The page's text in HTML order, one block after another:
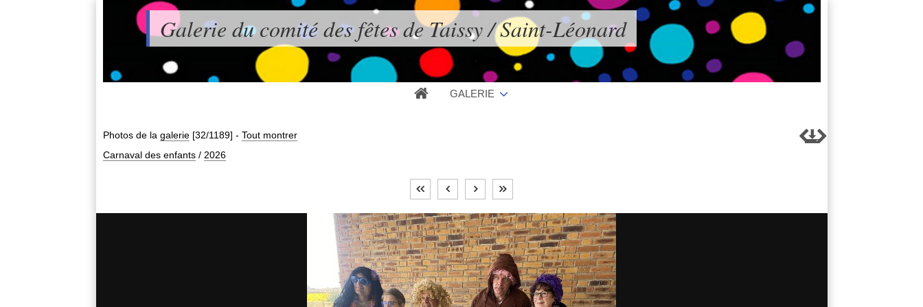
Galerie du comité des fêtes de Taissy / Saint-Léonard
GALERIE
Photos de la galerie [32/1189] - Tout montrer
Carnaval des enfants / 2026
